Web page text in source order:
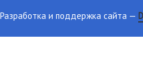
Разработка и поддержка сайта —